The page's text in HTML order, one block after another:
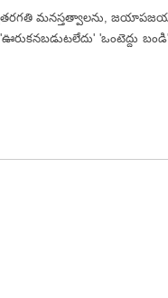
మనస్తత్వాలను,
'ఒంటెద్దు